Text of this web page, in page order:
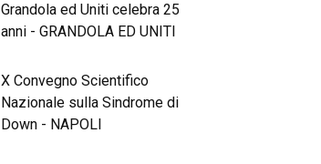
Grandola ed Uniti celebra 25
anni - GRANDOLA ED UNITI
X Convegno Scientifico
Nazionale sulla Sindrome di
Down - NAPOLI